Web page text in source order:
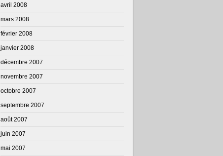
avril 2008
mars 2008
février 2008
janvier 2008
décembre 2007
novembre 2007
octobre 2007
septembre 2007
août 2007
juin 2007
mai 2007